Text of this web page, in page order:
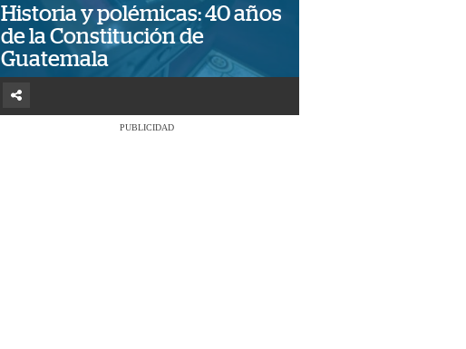
Historia y polémicas: 40 años
de la Constitución de
Guatemala
PUBLICIDAD